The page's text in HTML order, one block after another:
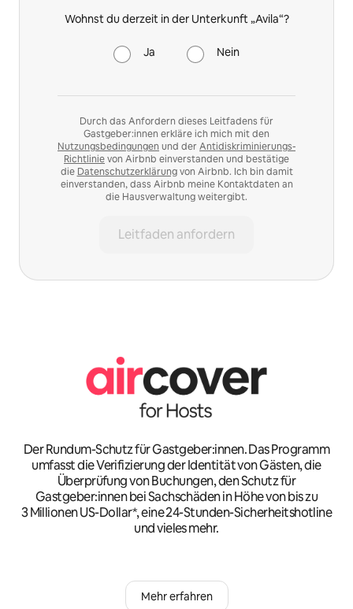
Wohnst du derzeit in der Unterkunft „Avila“?
Ja Nein
Durch das Anfordern dieses Leitfadens für
Gastgeber:innen erkläre ich mich mit den
Nutzungsbedingungen und der Antidiskriminierungs-
Richtlinievon Airbnb einverstanden und bestätige
die Datenschutzerklärungvon Airbnb. Ich bin damit
einverstanden, dass Airbnb meine Kontaktdaten an
die Hausverwaltung weitergibt.
Leitfaden anfordern
Der Rundum-Schutz für Gastgeber:innen. Das Programm
umfasst die Verifizierung der Identität von Gästen, die
Überprüfung von Buchungen, den Schutz für
Gastgeber:innen bei Sachschäden in Höhe von bis zu
3 Millionen US-Dollar*, eine 24-Stunden-Sicherheitshotline
und vieles mehr.
Mehr erfahren